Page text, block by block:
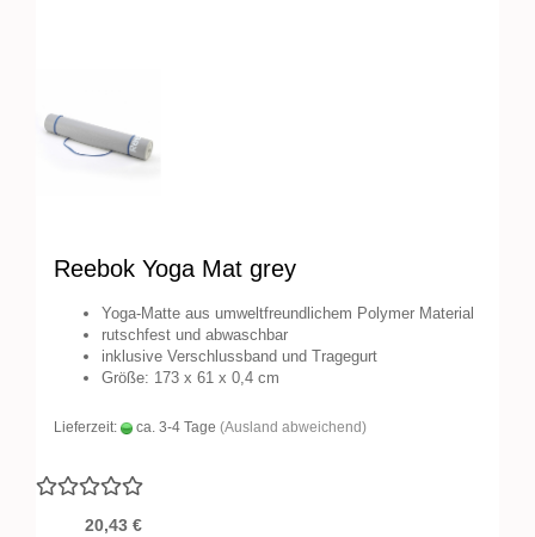
Reebok Yoga Mat grey
Yoga-Matte aus umweltfreundlichem Polymer Material
rutschfest und abwaschbar
inklusive Verschlussband und Tragegurt
Größe: 173 x 61 x 0,4 cm
Lieferzeit: ca. 3-4 Tage (Ausland abweichend)
20,43 €